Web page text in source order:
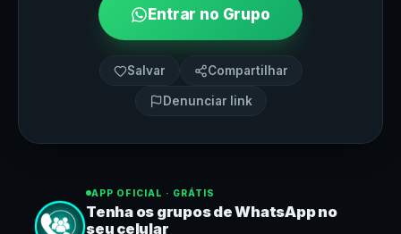
Entrar no Grupo
Salvar Compartilhar
Denunciar link
APP OFICIAL · GRÁTIS
Tenha os grupos deWhatsAppno
seu celular